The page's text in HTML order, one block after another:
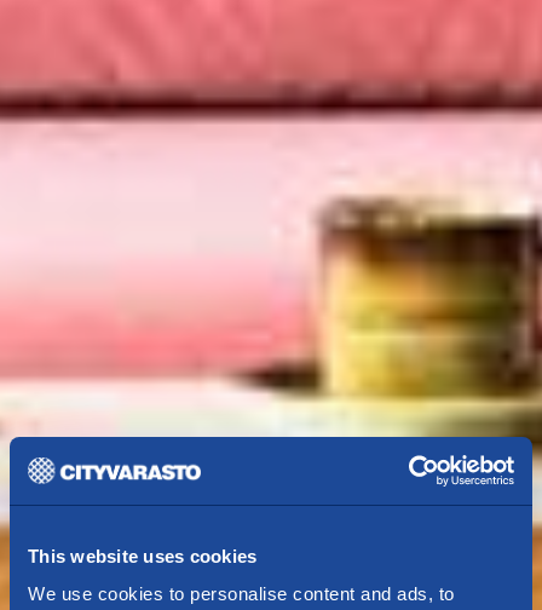
This website uses cookies
We use cookies to personalise content and ads, to